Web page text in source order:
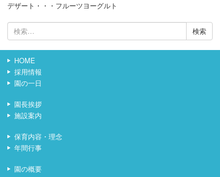
デザート・・・フルーツヨーグルト
検
索:
HOME
採用情報
園の一日
園長挨拶
施設案内
保育内容・理念
年間行事
園の概要